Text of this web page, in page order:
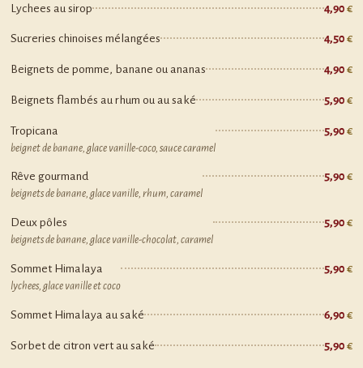
Lychees au sirop 4,90
Sucreries chinoises mélangées 4,50
Beignets de pomme, banane ou ananas 4,90
Beignets flambés au rhum ou au saké 5,90
Tropicana
beignet de banane, glace vanille-coco, sauce caramel
5,90
Rêve gourmand
beignets de banane, glace vanille, rhum, caramel
5,90
Deux pôles
beignets de banane, glace vanille-chocolat, caramel
5,90
Sommet Himalaya
lychees, glace vanille et coco
5,90
Sommet Himalaya au saké 6,90
Sorbet de citron vert au saké 5,90